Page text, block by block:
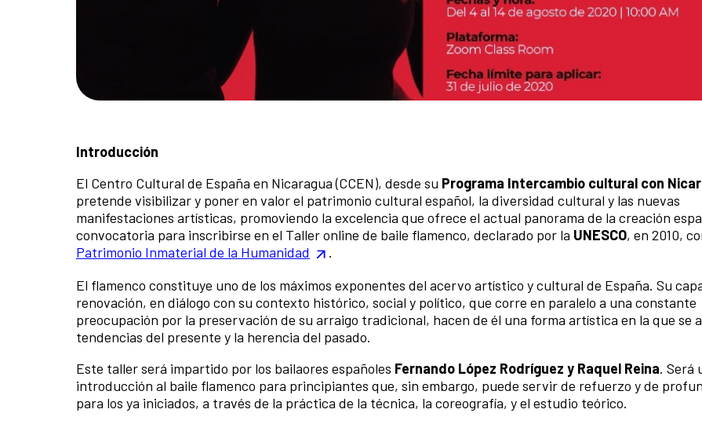
Introducción
El Centro Cultural de España en Nicaragua (CCEN), desde su Programa Intercambio cultural con
pretende visibilizar y poner en valor el patrimonio cultural español, la diversidad cultural y las nuevas
manifestaciones artísticas, promoviendo la excelencia que ofrece el actual panorama de la creación
convocatoria para inscribirse en el Taller online de baile flamenco, declarado por la UNESCO, en 2010,
Patrimonio Inmaterial de la Humanidad
.
El flamenco constituye uno de los máximos exponentes del acervo artístico y cultural de España. Su
renovación, en diálogo con su contexto histórico, social y político, que corre en paralelo a una constante
preocupación por la preservación de su arraigo tradicional, hacen de él una forma artística en la que se
tendencias del presente y la herencia del pasado.
Este taller será impartido por los bailaores españoles Fernando López Rodríguez y Raquel Reina. Será
introducción al baile flamenco para principiantes que, sin embargo, puede servir de refuerzo y de
para los ya iniciados, a través de la práctica de la técnica, la coreografía, y el estudio teórico.